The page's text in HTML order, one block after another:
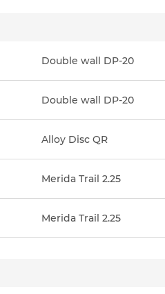
Double wall DP-20
Double wall DP-20
Alloy Disc QR
Merida Trail 2.25
Merida Trail 2.25